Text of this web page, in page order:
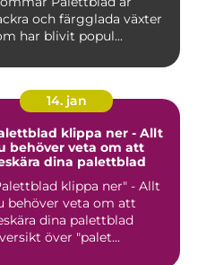
och färgglada växter
har blivit popul...
14. jan
klippa ner - Allt
behöver veta om att
dina palettblad
klippa ner" - Allt
behöver veta om att
dina palettblad
över "palet...